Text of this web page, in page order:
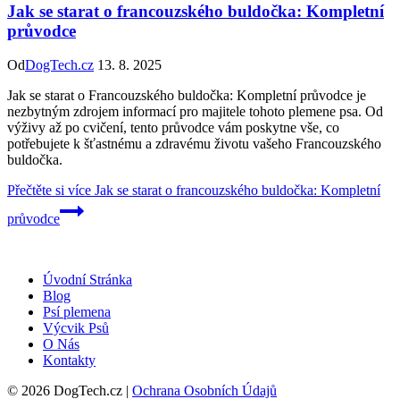
Jak se starat o francouzského buldočka: Kompletní
průvodce
OdDogTech.cz 13. 8. 2025
Jak se starat o Francouzského buldočka: Kompletní průvodce je
nezbytným zdrojem informací pro majitele tohoto plemene psa. Od
výživy až po cvičení, tento průvodce vám poskytne vše, co
potřebujete k šťastnému a zdravému životu vašeho Francouzského
buldočka.
Přečtěte si více Jak se starat o francouzského buldočka: Kompletní
průvodce
Úvodní Stránka
Blog
Psí plemena
Výcvik Psů
O Nás
Kontakty
© 2026 DogTech.cz | Ochrana Osobních Údajů